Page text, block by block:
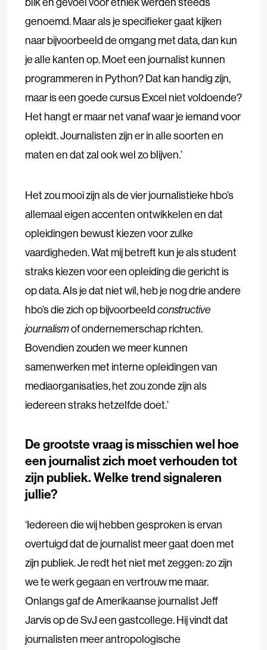
genoemd. Maar als je specifieker gaat kijken
naar bijvoorbeeld de omgang met data, dan kun
je alle kanten op. Moet een journalist kunnen
programmeren in Python? Dat kan handig zijn,
maar is een goede cursus Excel niet voldoende?
Het hangt er maar net vanaf waar je iemand voor
opleidt. Journalisten zijn er in alle soorten en
maten en dat zal ook wel zo blijven.’
Het zou mooi zijn als de vier journalistieke hbo’s
allemaal eigen accenten ontwikkelen en dat
opleidingen bewust kiezen voor zulke
vaardigheden. Wat mij betreft kun je als student
straks kiezen voor een opleiding die gericht is
op data. Als je dat niet wil, heb je nog drie andere
hbo’s die zich op bijvoorbeeldconstructive
journalismof ondernemerschap richten.
Bovendien zouden we meer kunnen
samenwerken met interne opleidingen van
mediaorganisaties, het zou zonde zijn als
iedereen straks hetzelfde doet.’
De grootste vraag is misschien wel hoe
een journalist zich moet verhouden tot
zijn publiek. Welke trend signaleren
jullie?
‘Iedereen die wij hebben gesproken is ervan
overtuigd dat de journalist meer gaat doen met
zijn publiek. Je redt het niet met zeggen: zo zijn
we te werk gegaan en vertrouw me maar.
Onlangs gaf de Amerikaanse journalist Jeff
Jarvis op de SvJ een gastcollege. Hij vindt dat
journalisten meer antropologische